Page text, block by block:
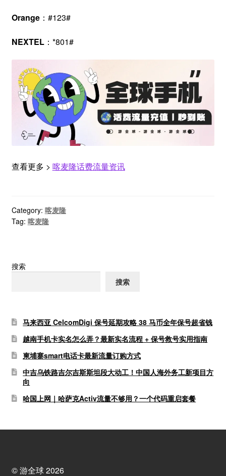
Orange：#123#
NEXTEL：*801#
查看更多 > 喀麦隆话费流量资讯
Category: 喀麦隆
Tag: 喀麦隆
搜索
搜索
马来西亚 CelcomDigi 保号延期攻略 38 马币全年保号超省钱
越南手机卡实名怎么弄？最新实名流程 + 保号救号实用指南
柬埔寨smart电话卡最新流量订购方式
中吉乌铁路吉尔吉斯斯坦段大动工！中国人海外务工新项目方
向
哈国上网｜哈萨克Activ流量不够用？一个代码重启套餐
© 游全球 2026